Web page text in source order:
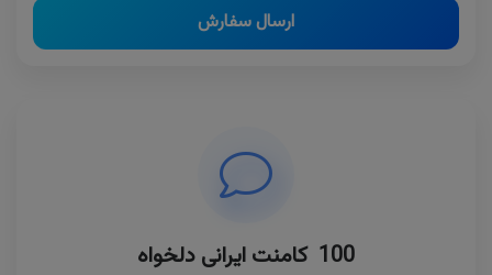
ارسال سفارش
100 کامنت ایرانی دلخواه